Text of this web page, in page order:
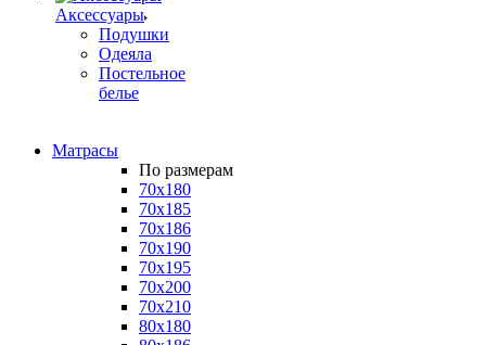
Аксессуары
Подушки
Одеяла
Постельное
белье
Матрасы
По размерам
70x180
70x185
70x186
70x190
70x195
70x200
70x210
80x180